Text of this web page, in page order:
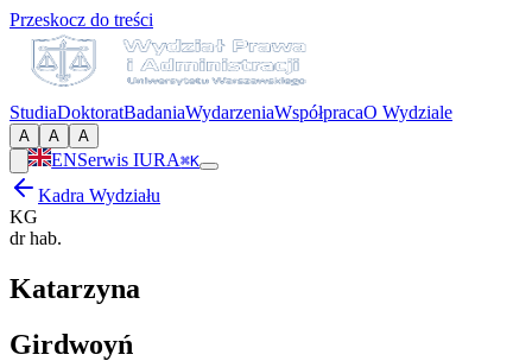
Przeskocz do treści
StudiaDoktoratBadaniaWydarzeniaWspółpracaO Wydziale
A A A
ENSerwis IURA⌘K
Kadra Wydziału
KG
dr hab.
Katarzyna
Girdwoyń